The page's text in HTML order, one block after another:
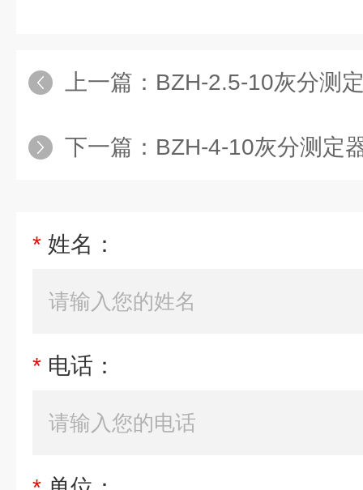
上一篇： BZH-2.5-10灰分测
下一篇： BZH-4-10灰分测定
* 姓名：
* 电话：